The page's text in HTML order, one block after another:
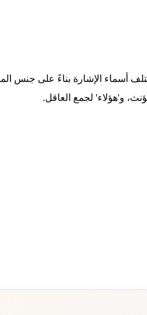
أسماء الإشارة بناءً على جنس
و'هؤلاء' لجمع العاقل.